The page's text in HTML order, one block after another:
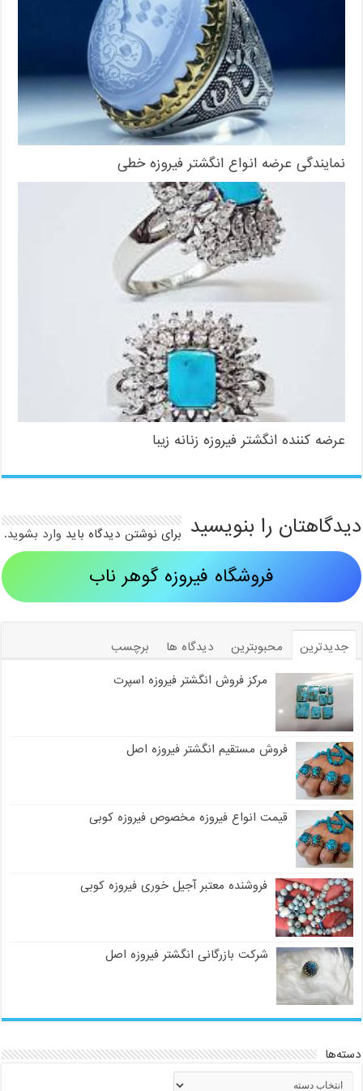
نمایندگی عرضه انواع انگشتر فیروزه خطی
عرضه کننده انگشتر فیروزه زنانه زیبا
دیدگاهتان را بنویسید برای نوشتن دیدگاه باید وارد بشوید.
فروشگاه فیروزه گوهر ناب
جدیدترین محبوبترین دیدگاه ها
برچسب
مرکز فروش انگشتر فیروزه اسپرت
فروش مستقیم انگشتر فیروزه اصل
قیمت انواع فیروزه مخصوص فیروزه کوبی
فروشنده معتبر آجیل خوری فیروزه کوبی
شرکت بازرگانی انگشتر فیروزه اصل
دسته‌ها
دسته‌ها